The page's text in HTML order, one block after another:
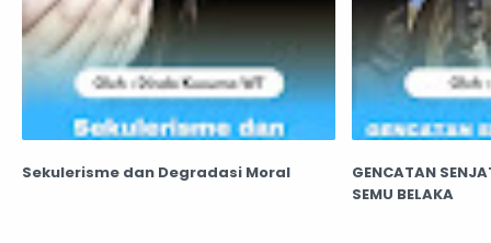
Sekulerisme dan Degradasi Moral
GENCATAN
SEMU BELAKA